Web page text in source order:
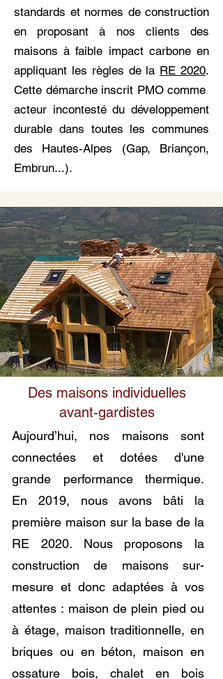
standards et normes de construction
en proposant à nos clients des
maisons à faible impact carbone en
appliquant les règles de la RE 2020.
Cette démarche inscrit PMO comme
acteur incontesté du développement
durable dans toutes les communes
des Hautes-Alpes (Gap, Briançon,
Embrun...).
Des maisons individuelles
avant-gardistes
Aujourd’hui, nos maisons sont
connectées et dotées d'une
grande performance thermique.
En 2019, nous avons bâti la
première maison sur la base de la
RE 2020. Nous proposons la
construction de maisons sur-
mesure et donc adaptées à vos
attentes : maison de plein pied ou
à étage, maison traditionnelle, en
briques ou en béton, maison en
ossature bois, chalet en bois